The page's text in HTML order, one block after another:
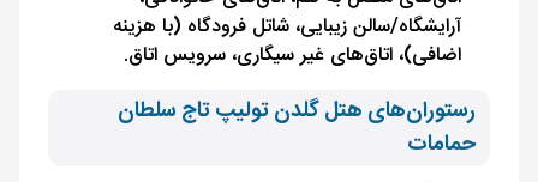
آرایشگاه/سالن زیبایی، شاتل فرودگاه (با هزینه
اضافی)، اتاق‌های غیر سیگاری، سرویس اتاق.
رستوران‌های هتل گلدن تولیپ تاج سلطان
حمامات